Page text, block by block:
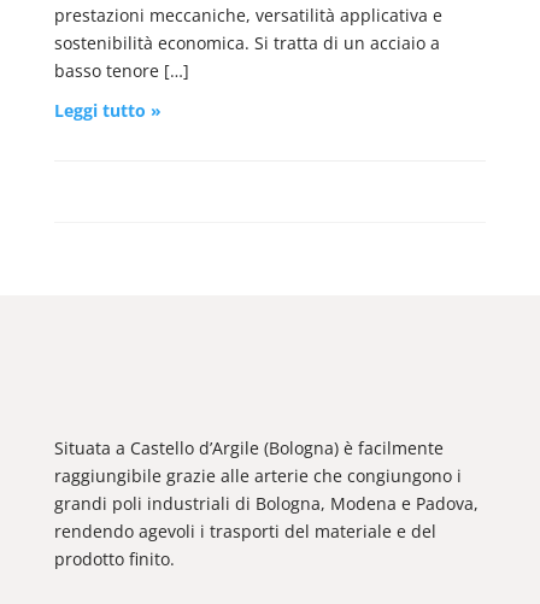
prestazioni meccaniche, versatilità applicativa e
sostenibilità economica. Si tratta di un acciaio a
basso tenore […]
Leggi tutto »
Situata a Castello d’Argile (Bologna) è facilmente
raggiungibile grazie alle arterie che congiungono i
grandi poli industriali di Bologna, Modena e Padova,
rendendo agevoli i trasporti del materiale e del
prodotto finito.